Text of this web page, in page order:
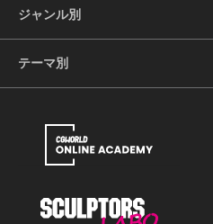
ジャンル別
テーマ別